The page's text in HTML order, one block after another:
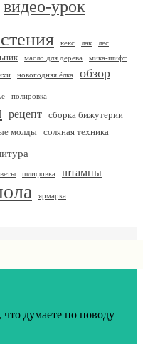
видео-урок
кекс лак
лес
масло для дерева мика-шифт
новогодняя ёлка обзор
полировка
рецепт сборка бижутерии
молды соляная техника
шлифовка штампы
ярмарка
думаете по поводу